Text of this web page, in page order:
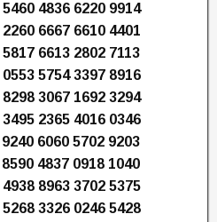
4836 6220 9914
6667 6610 4401
6613 2802 7113
5754 3397 8916
3067 1692 3294
2365 4016 0346
6060 5702 9203
4837 0918 1040
8963 3702 5375
3326 0246 5428